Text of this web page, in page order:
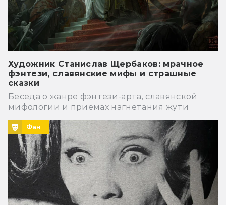
Художник Станислав Щербаков: мрачное
фэнтези, славянские мифы и страшные
сказки
Беседа о жанре фэнтези-арта, славянской
мифологии и приёмах нагнетания жути
Фан